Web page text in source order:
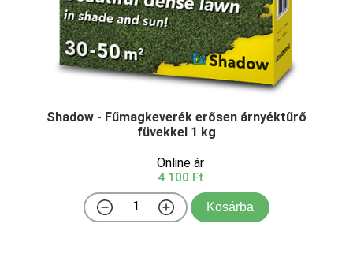
Shadow - Fűmagkeverék erősen árnyéktűrő
füvekkel 1 kg
Online ár
4 100 Ft
Kosárba